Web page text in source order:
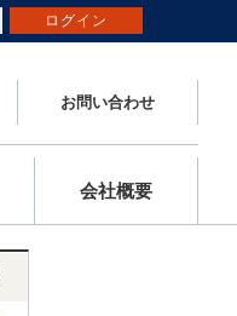
お問い合わせ
会社概要
ログイン